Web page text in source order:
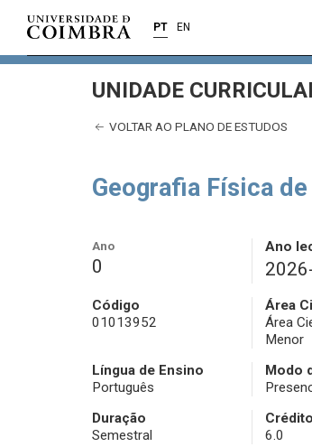
PT EN
UNIDADE
VOLTAR AO PLANO DE ESTUDOS
Geografia Física
Ano
0
Ano
Código
01013952
Área
Área
Menor
Língua de Ensino
Português
Modo
Duração
Semestral
6.0